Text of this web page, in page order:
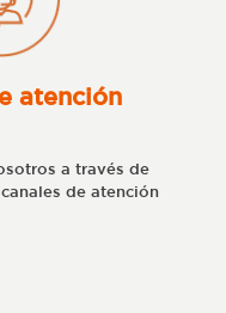
atención
a través de
de atención